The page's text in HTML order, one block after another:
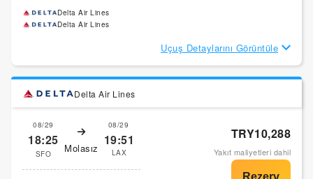
Delta Air Lines
Delta Air Lines
Uçuş Detaylarını Görüntüle
Delta Air Lines
08/29
18:25
SFO Molasız
08/29
19:51
LAX
TRY10,288
Yakıt maliyetleri dahil